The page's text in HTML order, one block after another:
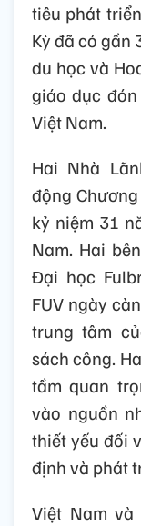
tiêu phát
Kỳ đã có gần
du học và
giáo dục
Việt Nam.
Hai Nhà
động
kỷ niệm 31
Nam. Hai
Đại học
FUV ngày
trung tâm
sách công.
tầm quan
vào nguồn
thiết yếu đối
định và phát
Việt Nam